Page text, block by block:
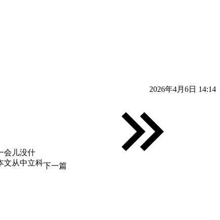
2026年4月6日 14:14
下一篇
会儿没什
文从中立科